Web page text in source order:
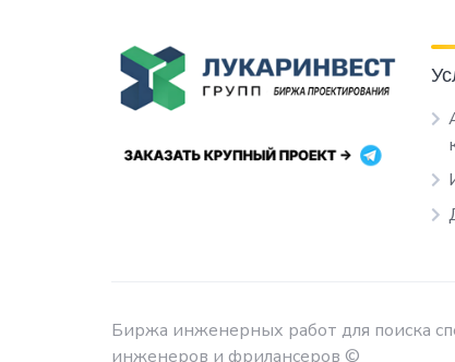
Биржа инженерных работ для поиска
инженеров и фрилансеров ©